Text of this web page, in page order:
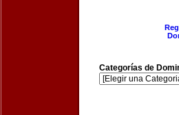
Categorías de